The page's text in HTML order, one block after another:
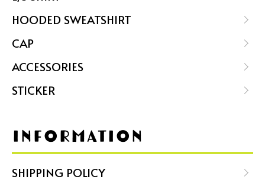
HOODED SWEATSHIRT
CAP
ACCESSORIES
STICKER
INFORMATION
SHIPPING POLICY